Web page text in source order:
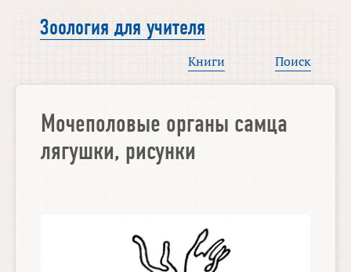
Зоология для учителя
Книги Поиск
Мочеполовые органы самца
лягушки, рисунки